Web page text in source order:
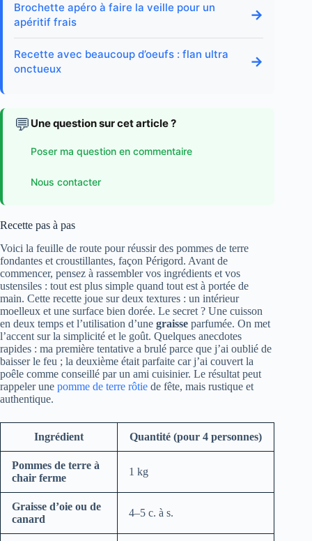
Brochette apéro à faire la veille pour un
apéritif frais
→
Recette avec beaucoup d’oeufs : flan ultra
onctueux
→
💬 Une question sur cet article ?
Poser ma question en commentaire
Nous contacter
Recette pas à pas
Voici la feuille de route pour réussir des pommes de terre
fondantes et croustillantes, façon Périgord. Avant de
commencer, pensez à rassembler vos ingrédients et vos
ustensiles : tout est plus simple quand tout est à portée de
main. Cette recette joue sur deux textures : un intérieur
moelleux et une surface bien dorée. Le secret ? Une cuisson
en deux temps et l’utilisation d’une graisse parfumée. On met
l’accent sur la simplicité et le goût. Quelques anecdotes
rapides : ma première tentative a brulé parce que j’ai oublié de
baisser le feu ; la deuxième était parfaite car j’ai couvert la
poêle comme conseillé par un ami cuisinier. Le résultat peut
rappeler une pomme de terre rôtie de fête, mais rustique et
authentique.
Ingrédient Quantité (pour 4 personnes)
Pommes de terre à
chair ferme
1 kg
Graisse d’oie ou de
canard
4–5 c. à s.